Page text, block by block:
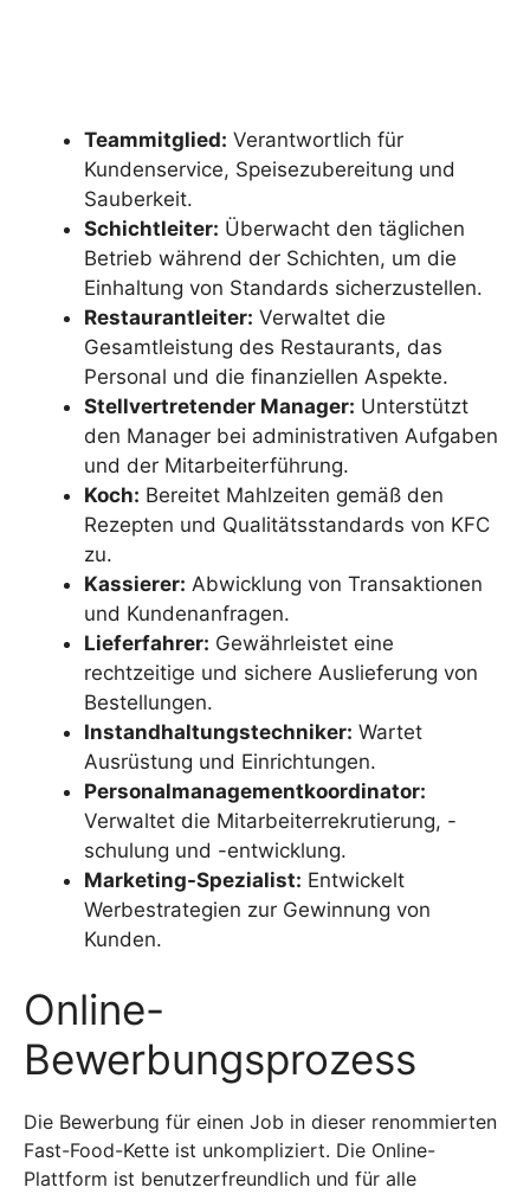
Teammitglied: Verantwortlich für
Kundenservice, Speisezubereitung und
Sauberkeit.
Schichtleiter: Überwacht den täglichen
Betrieb während der Schichten, um die
Einhaltung von Standards sicherzustellen.
Restaurantleiter: Verwaltet die
Gesamtleistung des Restaurants, das
Personal und die finanziellen Aspekte.
Stellvertretender Manager: Unterstützt
den Manager bei administrativen Aufgaben
und der Mitarbeiterführung.
Koch: Bereitet Mahlzeiten gemäß den
Rezepten und Qualitätsstandards von KFC
zu.
Kassierer: Abwicklung von Transaktionen
und Kundenanfragen.
Lieferfahrer: Gewährleistet eine
rechtzeitige und sichere Auslieferung von
Bestellungen.
Instandhaltungstechniker: Wartet
Ausrüstung und Einrichtungen.
Personalmanagementkoordinator:
Verwaltet die Mitarbeiterrekrutierung, -
schulung und -entwicklung.
Marketing-Spezialist: Entwickelt
Werbestrategien zur Gewinnung von
Kunden.
Online-
Bewerbungsprozess
Die Bewerbung für einen Job in dieser renommierten
Fast-Food-Kette ist unkompliziert. Die Online-
Plattform ist benutzerfreundlich und für alle